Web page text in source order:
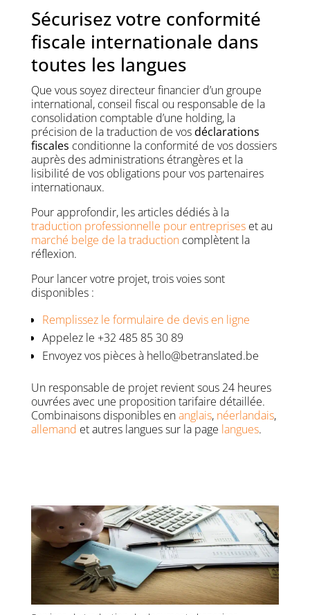
Sécurisez votre conformité
fiscale internationale dans
toutes les langues
Que vous soyez directeur financier d’un groupe
international, conseil fiscal ou responsable de la
consolidation comptable d’une holding, la
précision de la traduction de vosdéclarations
fiscales conditionne la conformité de vos dossiers
auprès des administrations étrangères et la
lisibilité de vos obligations pour vos partenaires
internationaux.
Pour approfondir, les articles dédiés à la
traduction professionnelle pour entrepriseset au
marché belge de la traductioncomplètent la
réflexion.
Pour lancer votre projet, trois voies sont
disponibles :
Remplissez le formulaire de devis en ligne
Appelez le +32 485 85 30 89
Envoyez vos pièces à hello@betranslated.be
Un responsable de projet revient sous 24 heures
ouvrées avec une proposition tarifaire détaillée.
Combinaisons disponibles enanglais, néerlandais,
allemand et autres langues sur la page langues.